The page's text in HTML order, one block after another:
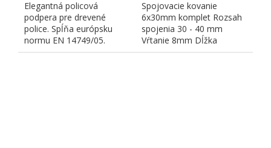
Elegantná policová
podpera pre drevené
police. Spĺňa európsku
normu EN 14749/05.
Spojovacie kovanie
6x30mm komplet Rozsah
spojenia 30 - 40 mm
Vŕtanie 8mm Dĺžka
skrutky L 14 mm Dĺžka